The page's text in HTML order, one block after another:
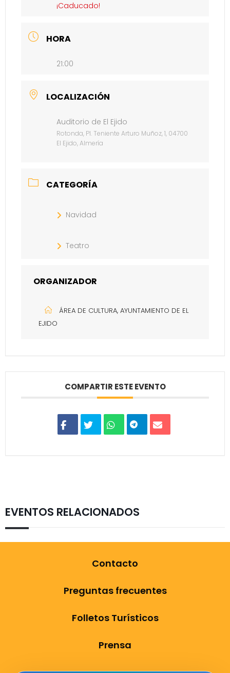
¡Caducado!
HORA
21:00
LOCALIZACIÓN
Auditorio de El Ejido
Rotonda, Pl. Teniente Arturo Muñoz, 1, 04700
El Ejido, Almería
CATEGORÍA
Navidad
Teatro
ORGANIZADOR
ÁREA DE CULTURA, AYUNTAMIENTO DE EL
EJIDO
COMPARTIR ESTE EVENTO
EVENTOS RELACIONADOS
Contacto
Preguntas frecuentes
Folletos Turísticos
Prensa